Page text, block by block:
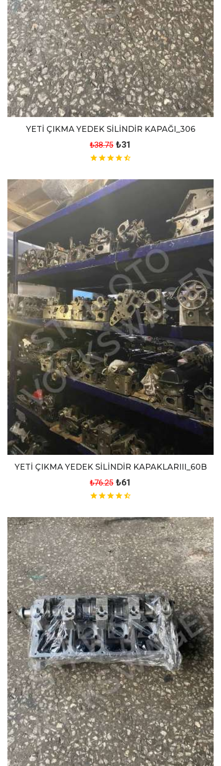
YETİ ÇIKMA YEDEK SİLİNDİR KAPAĞI_306
₺38.75 ₺31
YETİ ÇIKMA YEDEK SİLİNDİR KAPAKLARIII_60B
₺76.25 ₺61